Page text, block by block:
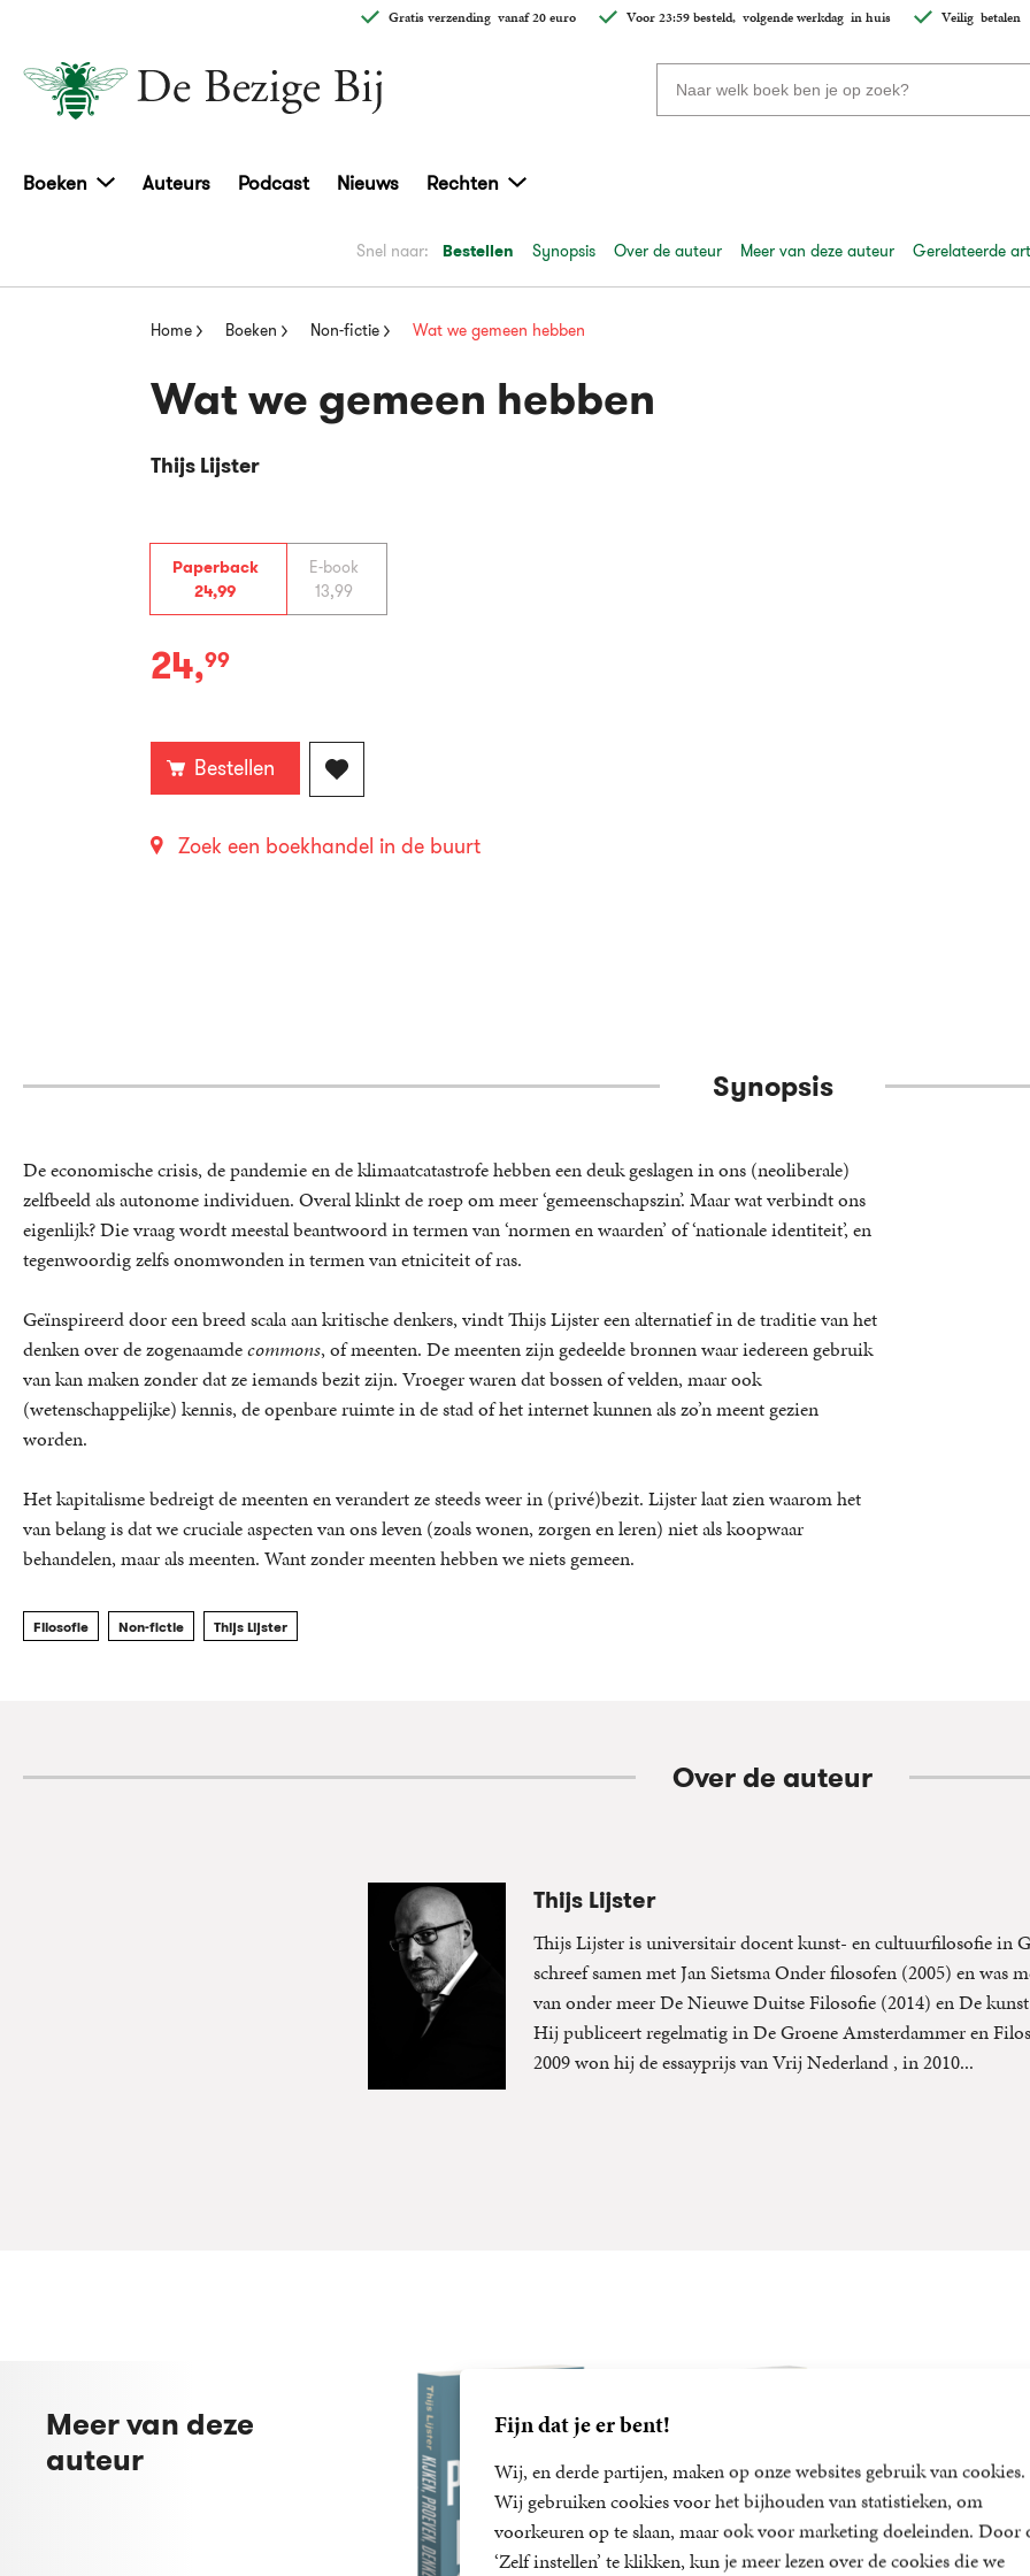
Fijn dat je er bent!
Wij, en derde partijen, maken op onze websites gebruik van cookies.
Wij gebruiken cookies voor het bijhouden van statistieken, om
voorkeuren op te slaan, maar ook voor marketing doeleinden. Door
‘Zelf instellen’ te klikken, kun je meer lezen over de cookies die we
Gratis verzendingvanaf 20 euro Voor 23:59 besteld, volgende werkdagin huis Veiligbetalen
Zoeken
naar
Boeken Auteurs Podcast Nieuws Rechten
Snel naar: Bestellen Synopsis Over de auteur Meer van deze auteur Gerelateerde
Home Boeken Non-fictie Wat we gemeen hebben
Wat we gemeen hebben
Thijs Lijster
Paperback
24,99
E-book
13,99
Paperback:
24,99
Bestellen
Zoek een boekhandel in de buurt
Synopsis
De economische crisis, de pandemie en de klimaatcatastrofe hebben een deuk geslagen in ons (neoliberale)
zelfbeeld als autonome individuen. Overal klinkt de roep om meer ‘gemeenschapszin’. Maar wat verbindt ons
eigenlijk? Die vraag wordt meestal beantwoord in termen van ‘normen en waarden’ of ‘nationale identiteit’, en
tegenwoordig zelfs onomwonden in termen van etniciteit of ras.
Geïnspireerd door een breed scala aan kritische denkers, vindt Thijs Lijster een alternatief in de traditie van het
denken over de zogenaamdecommons, of meenten. De meenten zijn gedeelde bronnen waar iedereen gebruik
van kan maken zonder dat ze iemands bezit zijn. Vroeger waren dat bossen of velden, maar ook
(wetenschappelijke) kennis, de openbare ruimte in de stad of het internet kunnen als zo’n meent gezien
worden.
Het kapitalisme bedreigt de meenten en verandert ze steeds weer in (privé)bezit. Lijster laat zien waarom het
van belang is dat we cruciale aspecten van ons leven (zoals wonen, zorgen en leren) niet als koopwaar
behandelen, maar als meenten. Want zonder meenten hebben we niets gemeen.
Filosofie Non-fictie Thijs Lijster
Over de auteur
Thijs Lijster
Thijs Lijster is universitair docent kunst- en cultuurfilosofie in
schreef samen met Jan Sietsma Onder filosofen (2005) en was
van onder meer De Nieuwe Duitse Filosofie (2014) en De
Hij publiceert regelmatig in De Groene Amsterdammer en
2009 won hij de essayprijs van Vrij Nederland , in 2010...
Meer van deze
auteur